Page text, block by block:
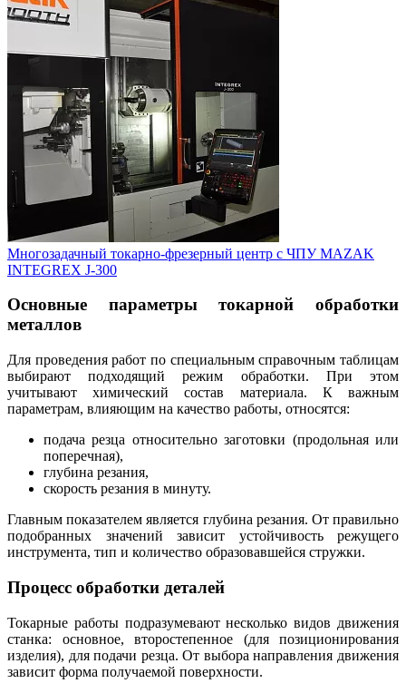
Многозадачный токарно-фрезерный центр с ЧПУ MAZAK
INTEGREX J-300
Основные параметры токарной обработки
металлов
Для проведения работ по специальным справочным таблицам
выбирают подходящий режим обработки. При этом
учитывают химический состав материала. К важным
параметрам, влияющим на качество работы, относятся:
подача резца относительно заготовки (продольная или
поперечная),
глубина резания,
скорость резания в минуту.
Главным показателем является глубина резания. От правильно
подобранных значений зависит устойчивость режущего
инструмента, тип и количество образовавшейся стружки.
Процесс обработки деталей
Токарные работы подразумевают несколько видов движения
станка: основное, второстепенное (для позиционирования
изделия), для подачи резца. От выбора направления движения
зависит форма получаемой поверхности.